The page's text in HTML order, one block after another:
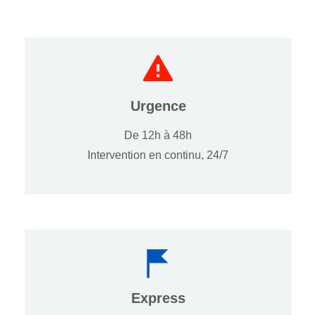
Urgence
De 12h à 48h
Intervention en continu, 24/7
Express